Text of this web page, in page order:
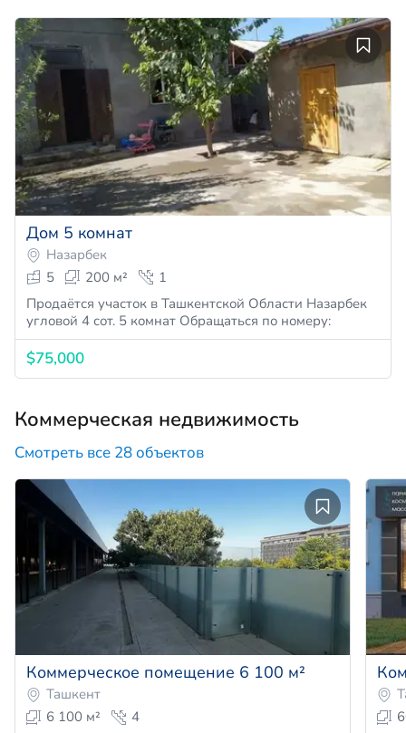
Дом 5 комнат
Назарбек
5
200 м²
1
Продаётся участок в Ташкентской Области Назарбек
угловой 4 сот. 5 комнат Обращаться по номеру:
$75,000
Коммерческая недвижимость
Смотреть все 28 объектов
Коммерческое помещение 6 100 м²
Ташкент
6 100 м²
4